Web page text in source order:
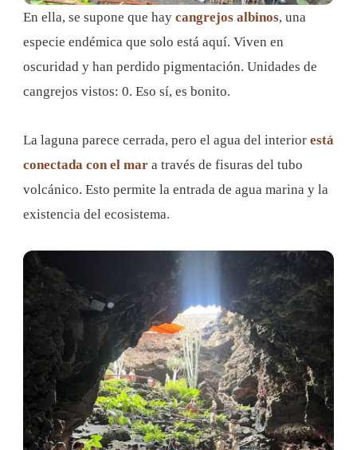
En ella, se supone que hay cangrejos albinos, una
especie endémica que solo está aquí. Viven en
oscuridad y han perdido pigmentación. Unidades de
cangrejos vistos: 0. Eso sí, es bonito.
La laguna parece cerrada, pero el agua del interior está
conectada con el mar a través de fisuras del tubo
volcánico. Esto permite la entrada de agua marina y la
existencia del ecosistema.